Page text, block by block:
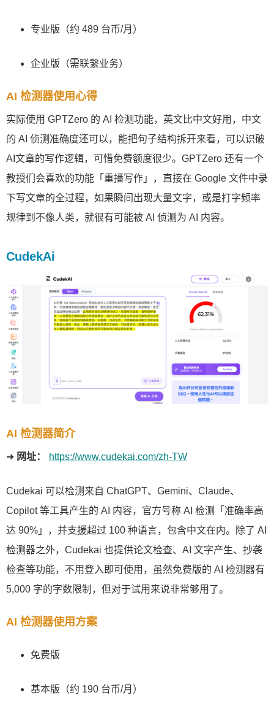
专业版（约 489 台币/月）
企业版（需联繫业务）
AI 检测器使用心得
实际使用 GPTZero 的 AI 检测功能，英文比中文好用，中文
的 AI 侦测准确度还可以，能把句子结构拆开来看，可以识破
AI文章的写作逻辑，可惜免费额度很少。GPTZero 还有一个
教授们会喜欢的功能「重播写作」，直接在 Google 文件中录
下写文章的全过程，如果瞬间出现大量文字，或是打字频率
规律到不像人类，就很有可能被 AI 侦测为 AI 内容。
CudekAi
AI 检测器简介
➜ 网址： https://www.cudekai.com/zh-TW
Cudekai 可以检测来自 ChatGPT、Gemini、Claude、
Copilot 等工具产生的 AI 内容，官方号称 AI 检测「准确率高
达 90%」，并支援超过 100 种语言，包含中文在内。除了 AI
检测器之外，Cudekai 也提供论文检查、AI 文字产生、抄袭
检查等功能，不用登入即可使用，虽然免费版的 AI 检测器有
5,000 字的字数限制，但对于试用来说非常够用了。
AI 检测器使用方案
免费版
基本版（约 190 台币/月）